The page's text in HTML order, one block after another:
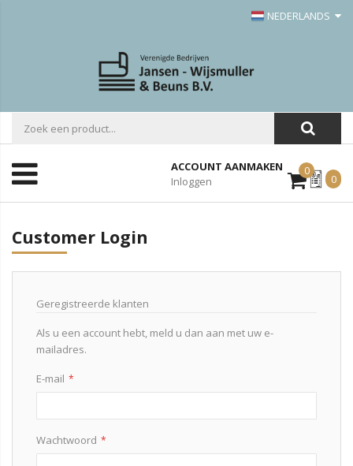
NEDERLANDS
ACCOUNT AANMAKEN
Inloggen
0Mijn
Offerte
0
Customer Login
Geregistreerde klanten
Als u een account hebt, meld u dan aan met uw e-
mailadres.
E-mail
Wachtwoord